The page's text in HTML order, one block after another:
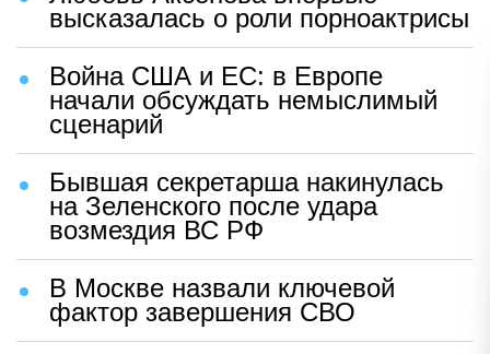
высказалась о роли порноактрисы
Война США и ЕС: в Европе
начали обсуждать немыслимый
сценарий
Бывшая секретарша накинулась
на Зеленского после удара
возмездия ВС РФ
В Москве назвали ключевой
фактор завершения СВО